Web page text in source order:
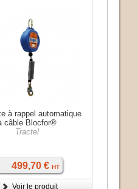
à rappel automatique
câble Blocfor®
Tractel
499,70 € HT
Voir le produit